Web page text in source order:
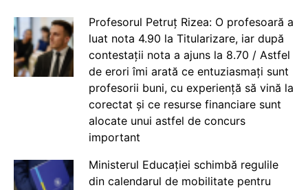
Profesorul Petruț Rizea: O profesoară a
luat nota 4.90 la Titularizare, iar după
contestații nota a ajuns la 8.70 / Astfel
de erori îmi arată ce entuziasmați sunt
profesorii buni, cu experiență să vină la
corectat și ce resurse financiare sunt
alocate unui astfel de concurs
important
Ministerul Educației schimbă regulile
din calendarul de mobilitate pentru